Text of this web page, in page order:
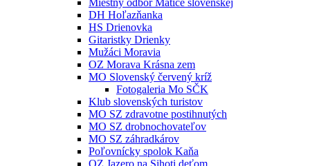
Miestny odbor Matice slovenskej
DH Hoľazňanka
HS Drienovka
Gitaristky Drienky
Mužáci Moravia
OZ Morava Krásna zem
MO Slovenský červený kríž
Fotogaleria Mo SČK
Klub slovenských turistov
MO SZ zdravotne postihnutých
MO SZ drobnochovateľov
MO SZ záhradkárov
Poľovnícky spolok Kaňa
OZ Jazero na Sihoti deťom